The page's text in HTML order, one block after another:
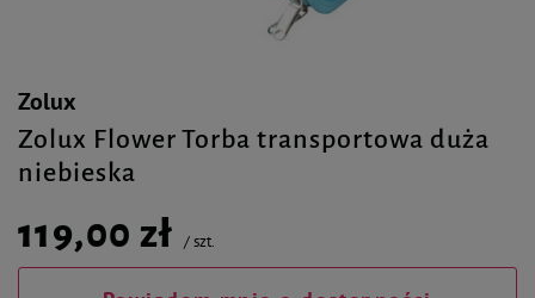
Zolux
Zolux Flower Torba transportowa duża
niebieska
119,00 zł /szt.